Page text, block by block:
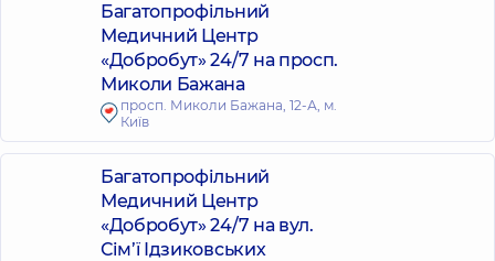
Багатопрофільний
Медичний Центр
«Добробут» 24/7 на просп.
Миколи Бажана
просп. Миколи Бажана, 12-А, м.
Київ
Багатопрофільний
Медичний Центр
«Добробут» 24/7 на вул.
Сім’ї Ідзиковських